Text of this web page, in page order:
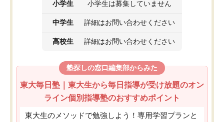
小学生 小学生は募集していません
中学生 詳細はお問い合わせください
高校生 詳細はお問い合わせください
塾探しの窓口編集部からみた
東大毎日塾｜東大生から毎日指導が受け放題のオン
ライン個別指導塾のおすすめポイント
東大生のメソッドで勉強しよう！専用学習プランと